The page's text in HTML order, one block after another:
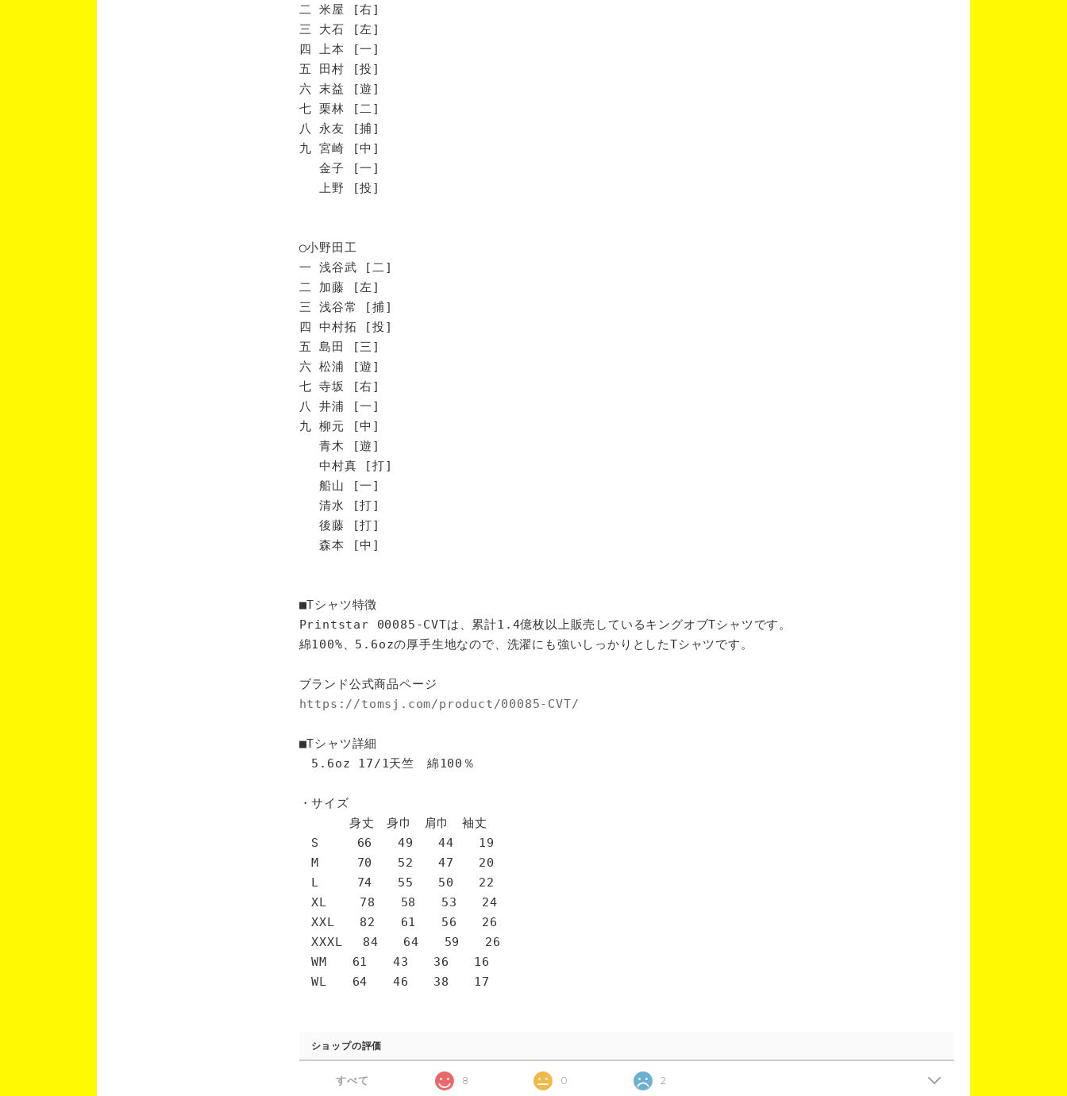
二 米屋 [右]
三 大石 [左]
四 上本 [一]
五 田村 [投]
六 末益 [遊]
七 栗林 [二]
八 永友 [捕]
九 宮崎 [中]
金子 [一]
上野 [投]
◯小野田工
一 浅谷武 [二]
二 加藤 [左]
三 浅谷常 [捕]
四 中村拓 [投]
五 島田 [三]
六 松浦 [遊]
七 寺坂 [右]
八 井浦 [一]
九 柳元 [中]
青木 [遊]
中村真 [打]
船山 [一]
清水 [打]
後藤 [打]
森本 [中]
■Tシャツ特徴
Printstar 00085-CVTは、累計1.4億枚以上販売しているキングオブTシャツです。
綿100%、5.6ozの厚手生地なので、洗濯にも強いしっかりとしたTシャツです。
ブランド公式商品ページ
https://tomsj.com/product/00085-CVT/
■Tシャツ詳細
5.6oz 17/1天竺 綿100％
・サイズ
身丈 身巾 肩巾 袖丈
S 66 49 44 19
M 70 52 47 20
L 74 55 50 22
XL 78 58 53 24
XXL 82 61 56 26
XXXL 84 64 59 26
WM 61 43 36 16
WL 64 46 38 17
ショップの評価
すべて 8 0 2